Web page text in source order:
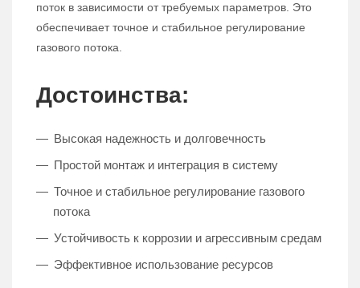
поток в зависимости от требуемых параметров. Это
обеспечивает точное и стабильное регулирование
газового потока.
Достоинства:
Высокая надежность и долговечность
Простой монтаж и интеграция в систему
Точное и стабильное регулирование газового
потока
Устойчивость к коррозии и агрессивным средам
Эффективное использование ресурсов